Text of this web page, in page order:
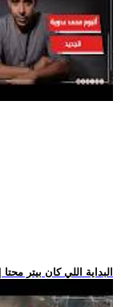
.. فيلم Spider-Man: Brand New Day | البداية اللي كان بيتر محتا